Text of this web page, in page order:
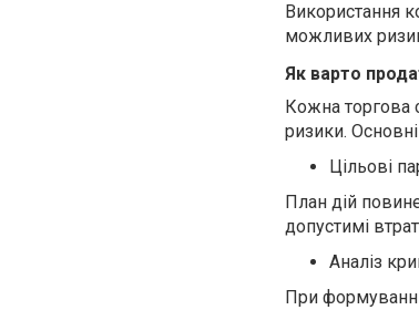
Використання
можливих
Як варто
Кожна торгова
ризики.
Цільові
План дій
допустимі
Аналіз
При